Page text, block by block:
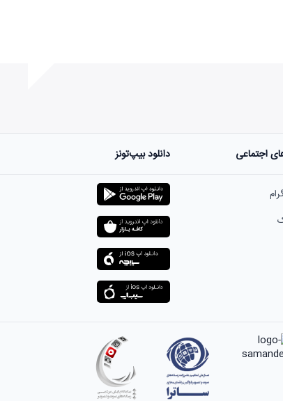
اجتماعی دانلود بیپ‌تونز